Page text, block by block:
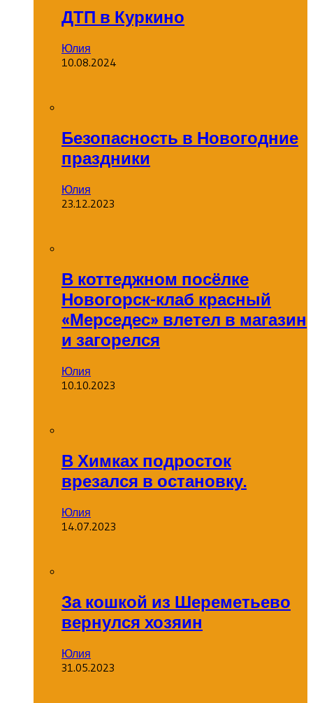
ДТП в Куркино
Юлия
10.08.2024
Безопасность в Новогодние
праздники
Юлия
23.12.2023
В коттеджном посёлке
Новогорск-клаб красный
«Мерседес» влетел в магазин
и загорелся
Юлия
10.10.2023
В Химках подросток
врезался в остановку.
Юлия
14.07.2023
За кошкой из Шереметьево
вернулся хозяин
Юлия
31.05.2023